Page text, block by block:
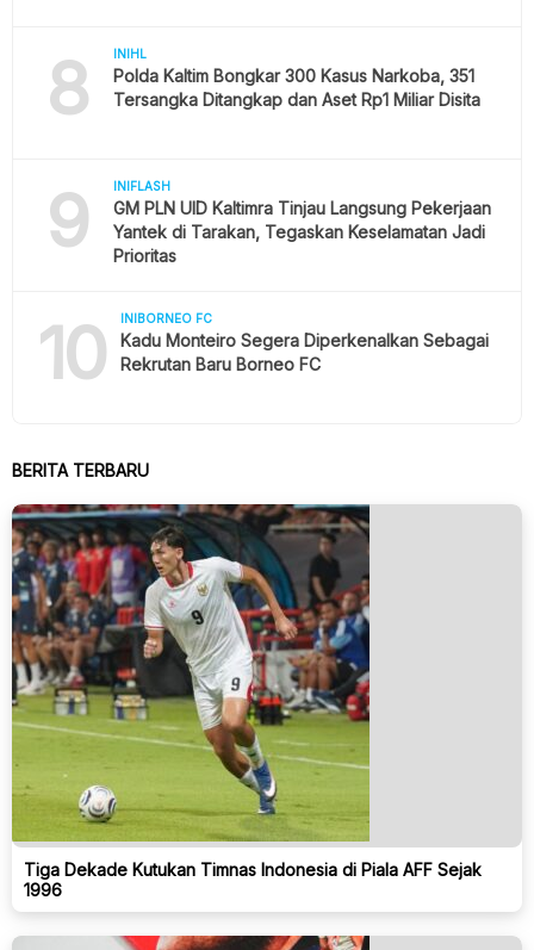
8 INIHL
Polda Kaltim Bongkar 300 Kasus Narkoba, 351
Tersangka Ditangkap dan Aset Rp1 Miliar Disita
9 INIFLASH
GM PLN UID Kaltimra Tinjau Langsung Pekerjaan
Yantek di Tarakan, Tegaskan Keselamatan Jadi
Prioritas
10 INIBORNEO FC
Kadu Monteiro Segera Diperkenalkan Sebagai
Rekrutan Baru Borneo FC
BERITA TERBARU
Tiga Dekade Kutukan Timnas Indonesia di Piala AFF Sejak
1996